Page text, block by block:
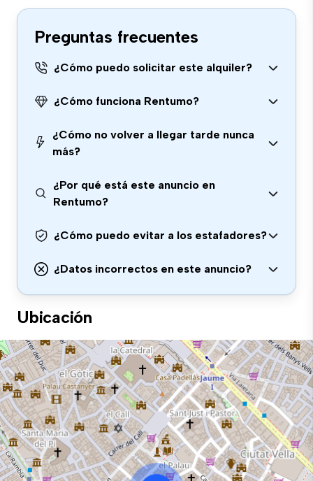
Preguntas frecuentes
¿Cómo puedo solicitar este alquiler?
¿Cómo funciona Rentumo?
¿Cómo no volver a llegar tarde nunca
más?
¿Por qué está este anuncio en
Rentumo?
¿Cómo puedo evitar a los estafadores?
¿Datos incorrectos en este anuncio?
Ubicación